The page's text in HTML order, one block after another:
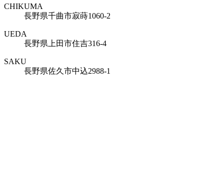
CHIKUMA
長野県千曲市寂蒔1060-2
UEDA
長野県上田市住吉316-4
SAKU
長野県佐久市中込2988-1